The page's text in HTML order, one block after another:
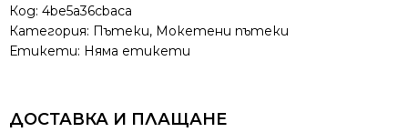
Код: 4be5a36cbaca
Категория: Пътеки, Мокетени пътеки
Етикети: Няма етикети
ДОСТАВКА И ПЛАЩАНЕ